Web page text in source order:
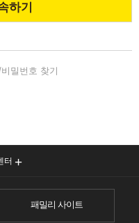
하기
밀번호 찾기
터
패밀리 사이트